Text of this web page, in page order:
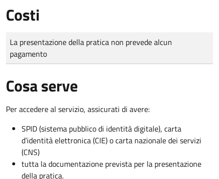
Costi
Tipo di pagamento
Importo
La presentazione della pratica non prevede alcun
pagamento
Cosa serve
Per accedere al servizio, assicurati di avere:
SPID (sistema pubblico di identità digitale), carta
d’identità elettronica (CIE) o carta nazionale dei servizi
(CNS)
tutta la documentazione prevista per la presentazione
della pratica.